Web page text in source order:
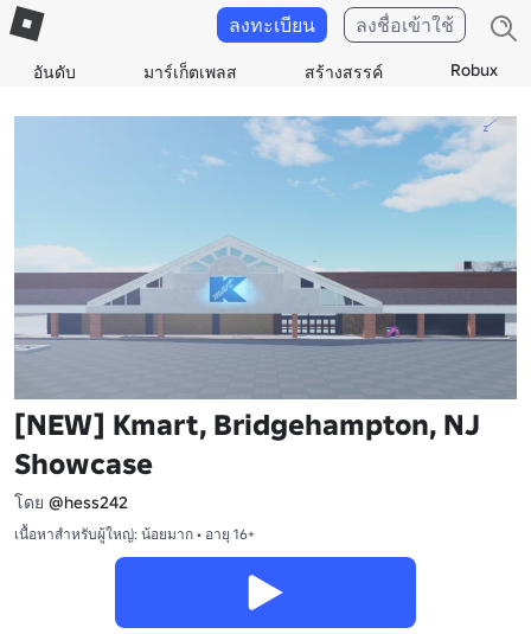
อันดับ มาร์เก็ตเพลส สร้างสรรค์ Robux
ลงทะเบียน ลงชื่อเข้าใช้
[NEW] Kmart, Bridgehampton, NJ
Showcase
โดย @hess242
เนื้อหาสำหรับผู้ใหญ่: น้อยมาก • อายุ 16+